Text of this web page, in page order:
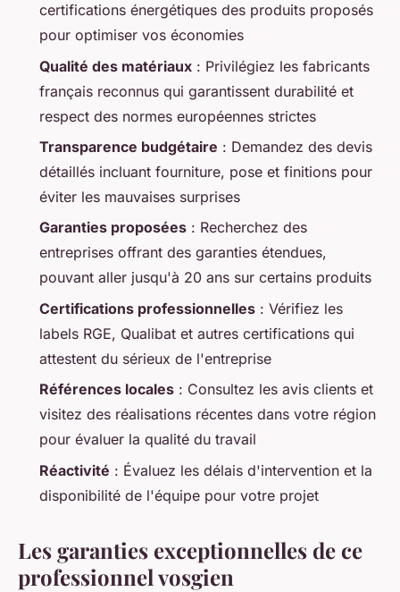
certifications énergétiques des produits proposés
pour optimiser vos économies
Qualité des matériaux : Privilégiez les fabricants
français reconnus qui garantissent durabilité et
respect des normes européennes strictes
Transparence budgétaire : Demandez des devis
détaillés incluant fourniture, pose et finitions pour
éviter les mauvaises surprises
Garanties proposées : Recherchez des
entreprises offrant des garanties étendues,
pouvant aller jusqu'à 20 ans sur certains produits
Certifications professionnelles : Vérifiez les
labels RGE, Qualibat et autres certifications qui
attestent du sérieux de l'entreprise
Références locales : Consultez les avis clients et
visitez des réalisations récentes dans votre région
pour évaluer la qualité du travail
Réactivité : Évaluez les délais d'intervention et la
disponibilité de l'équipe pour votre projet
Les garanties exceptionnelles de ce
professionnel vosgien